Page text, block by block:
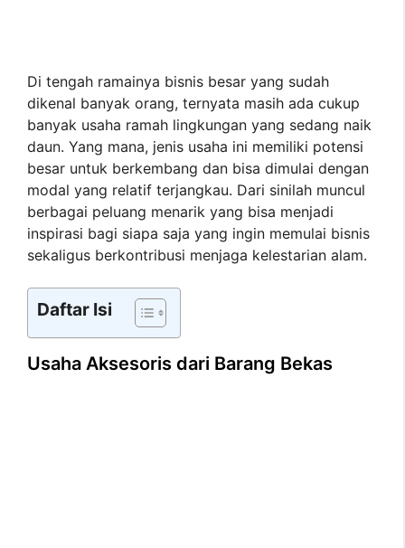
Di tengah ramainya bisnis besar yang sudah
dikenal banyak orang, ternyata masih ada cukup
banyak usaha ramah lingkungan yang sedang naik
daun. Yang mana, jenis usaha ini memiliki potensi
besar untuk berkembang dan bisa dimulai dengan
modal yang relatif terjangkau. Dari sinilah muncul
berbagai peluang menarik yang bisa menjadi
inspirasi bagi siapa saja yang ingin memulai bisnis
sekaligus berkontribusi menjaga kelestarian alam.
Daftar Isi
Usaha Aksesoris dari Barang Bekas